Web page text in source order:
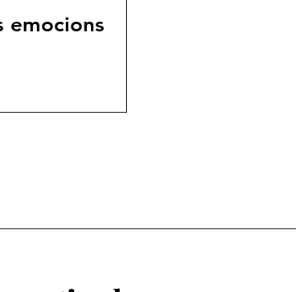
emocions